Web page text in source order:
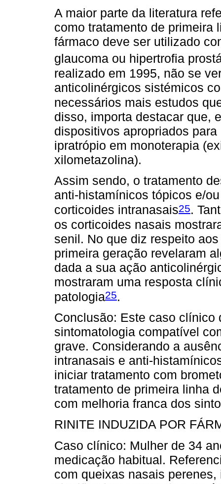
A maior parte da literatura
como tratamento de primeira
fármaco deve ser utilizado
glaucoma ou hipertrofia
realizado em 1995, não se
anticolinérgicos sistémicos
necessários mais estudos
disso, importa destacar que,
dispositivos apropriados
ipratrópio em monoterapia
xilometazolina).
Assim sendo, o tratamento
anti-histamínicos tópicos e/
corticoides intranasais25.
os corticoides nasais
senil. No que diz respeito
primeira geração revelaram
dada a sua ação
mostraram uma resposta
patologia25.
Conclusão: Este caso clínico
sintomatologia compatível
grave. Considerando a
intranasais e anti-
iniciar tratamento com
tratamento de primeira linha
com melhoria franca dos
RINITE INDUZIDA POR
Caso clínico: Mulher de 34
medicação habitual.
com queixas nasais